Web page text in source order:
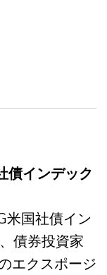
債インデック
米国社債イン
債券投資家
エクスポージ